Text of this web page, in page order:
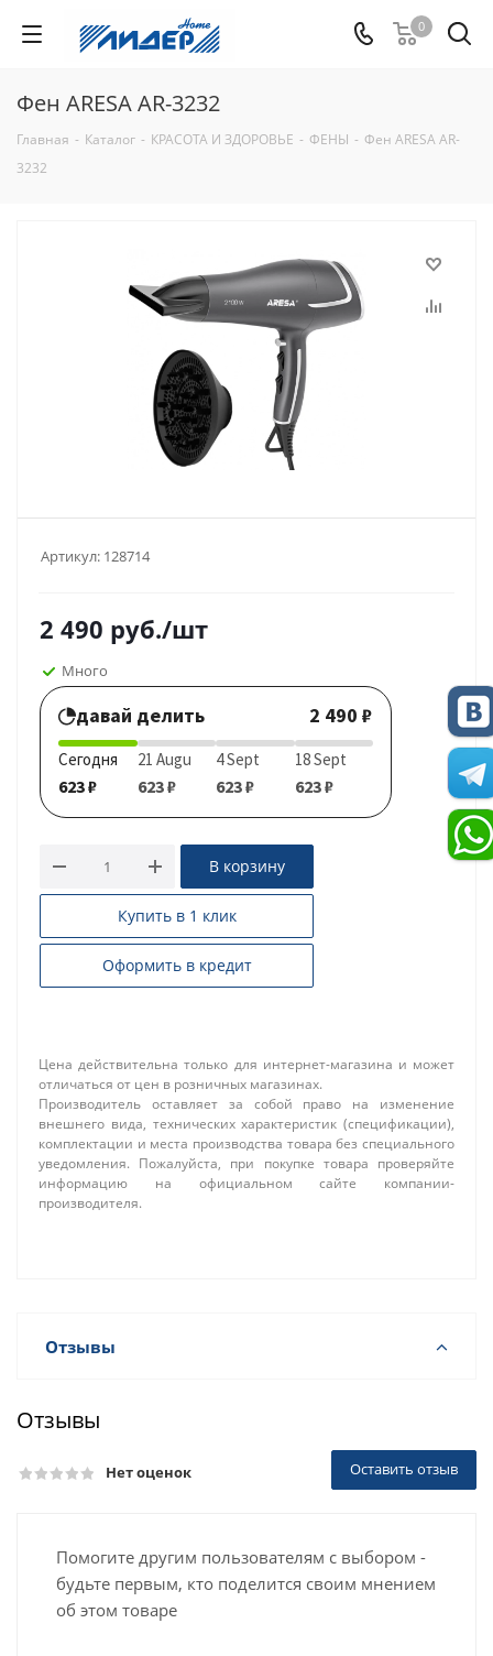
0
Фен ARESA AR-3232
Главная - Каталог - КРАСОТА И ЗДОРОВЬЕ - ФЕНЫ - Фен ARESA AR-
3232
Артикул: 128714
2 490 руб./шт
Много
давай делить 2 490 ₽
Сегодня
623 ₽
21 Augu
623 ₽
4 Sept
623 ₽
18 Sept
623 ₽
В корзину
Купить в 1 клик
Оформить в кредит
Цена действительна только для интернет-магазина и может
отличаться от цен в розничных магазинах.
Производитель оставляет за собой право на изменение
внешнего вида, технических характеристик (спецификации),
комплектации и места производства товара без специального
уведомления. Пожалуйста, при покупке товара проверяйте
информацию на официальном сайте компании-
производителя.
Отзывы
Отзывы
Нет оценок Оставить отзыв
Помогите другим пользователям с выбором -
будьте первым, кто поделится своим мнением
об этом товаре